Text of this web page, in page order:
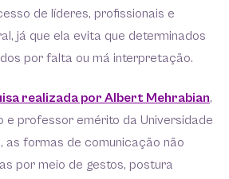
de líderes, profissionais e
já que ela evita que determinados
por falta ou má interpretação.
realizada por Albert Mehrabian,
e professor emérito da Universidade
as formas de comunicação não
por meio de gestos, postura